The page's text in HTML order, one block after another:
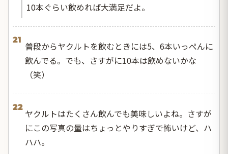
10本ぐらい飲めれば大満足だよ。
21
普段からヤクルトを飲むときには5、6本いっぺんに
飲んでる。でも、さすがに10本は飲めないかな
（笑）
22
ヤクルトはたくさん飲んでも美味しいよね。さすが
にこの写真の量はちょっとやりすぎで怖いけど、ハ
ハハ。